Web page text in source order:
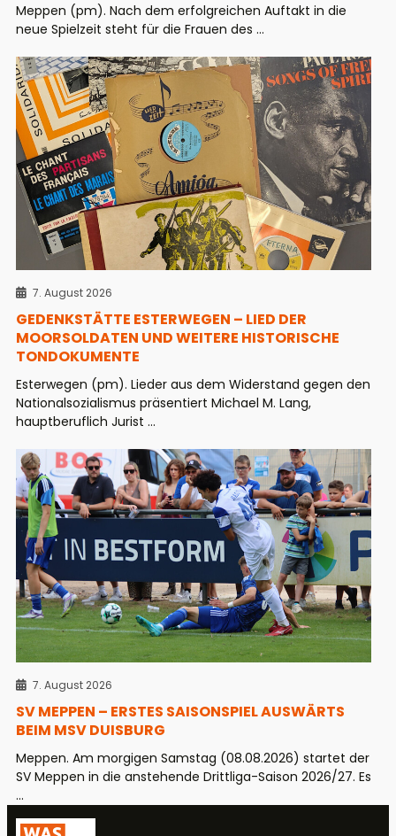
Meppen (pm). Nach dem erfolgreichen Auftakt in die
neue Spielzeit steht für die Frauen des ...
7. August 2026
GEDENKSTÄTTE ESTERWEGEN – LIED DER
MOORSOLDATEN UND WEITERE HISTORISCHE
TONDOKUMENTE
Esterwegen (pm). Lieder aus dem Widerstand gegen den
Nationalsozialismus präsentiert Michael M. Lang,
hauptberuflich Jurist ...
7. August 2026
SV MEPPEN – ERSTES SAISONSPIEL AUSWÄRTS
BEIM MSV DUISBURG
Meppen. Am morgigen Samstag (08.08.2026) startet der
SV Meppen in die anstehende Drittliga-Saison 2026/27. Es
...